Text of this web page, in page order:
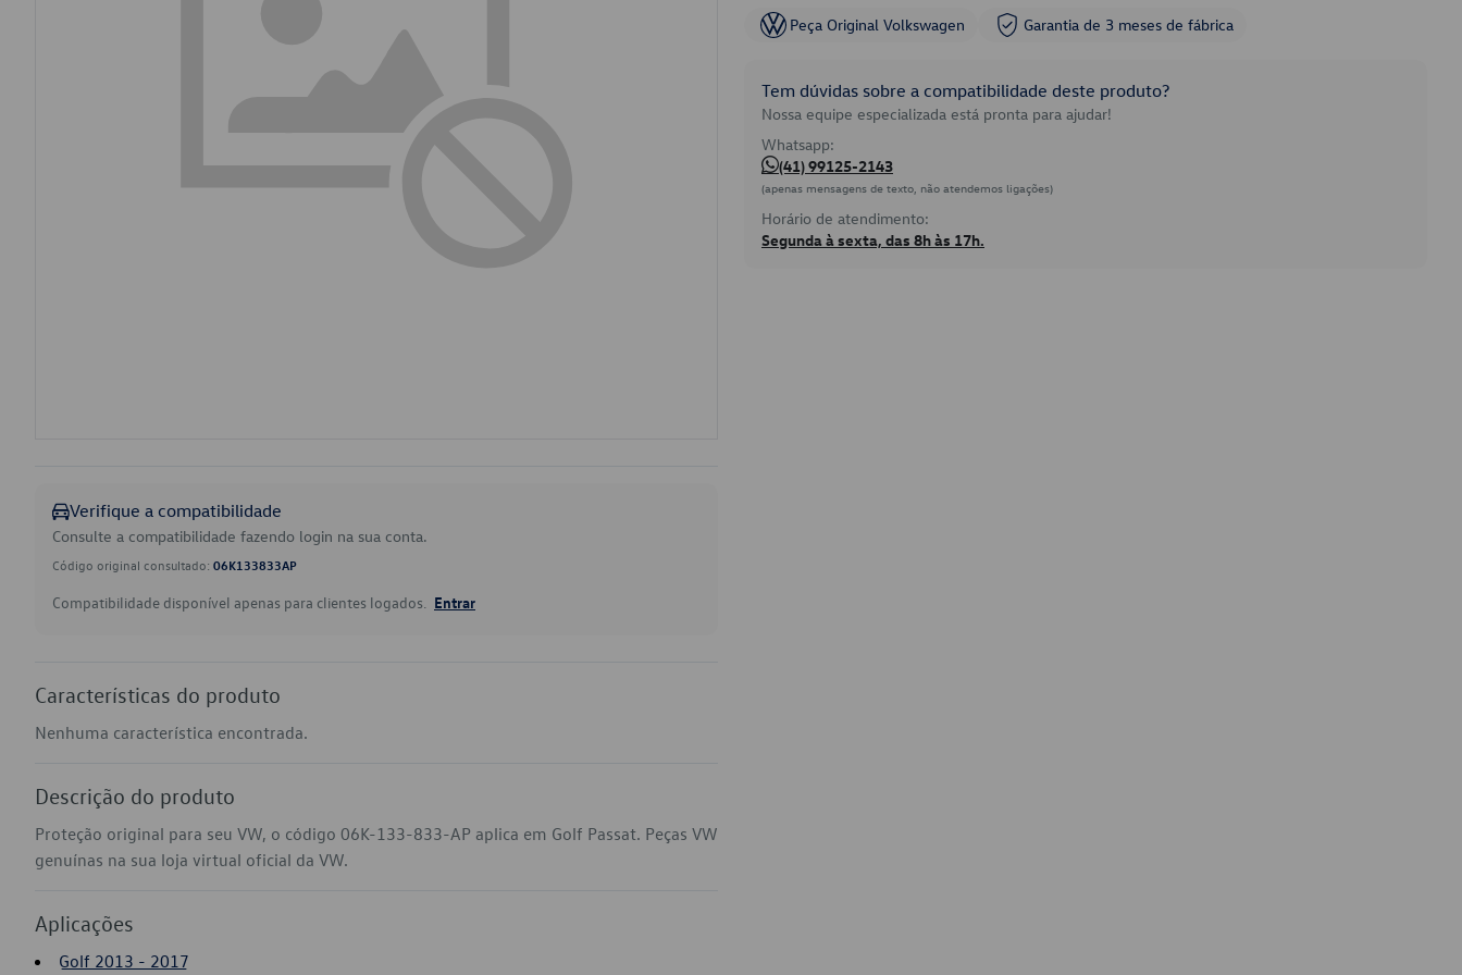
Verifique a compatibilidade
Consulte a compatibilidade fazendo login na sua conta.
Código original consultado: 06K133833AP
Compatibilidade disponível apenas para clientes logados. Entrar
Características do produto
Nenhuma característica encontrada.
Descrição do produto
Proteção original para seu VW, o código 06K-133-833-AP aplica em Golf Passat. Peças VW
genuínas na sua loja virtual oficial da VW.
Aplicações
Golf 2013 - 2017
Peça Original Volkswagen Garantia de 3 meses de fábrica
Tem dúvidas sobre a compatibilidade deste produto?
Nossa equipe especializada está pronta para ajudar!
Whatsapp:
(41) 99125-2143
(apenas mensagens de texto, não atendemos ligações)
Horário de atendimento:
Segunda à sexta, das 8h às 17h.